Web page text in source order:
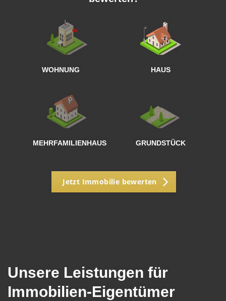
WOHNUNG HAUS
MEHRFAMILIENHAUS GRUNDSTÜCK
Jetzt Immobilie bewerten
Unsere Leistungen für
Immobilien-Eigentümer